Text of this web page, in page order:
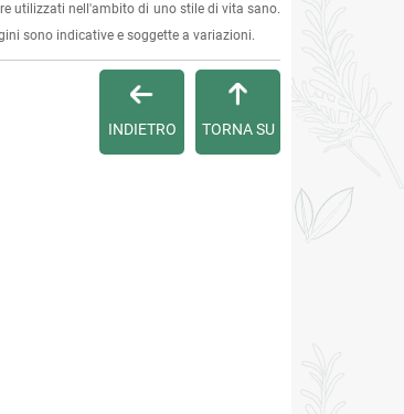
utilizzati nell'ambito di uno stile di vita sano.
sono indicative e soggette a variazioni.
TORNA SU
INDIETRO